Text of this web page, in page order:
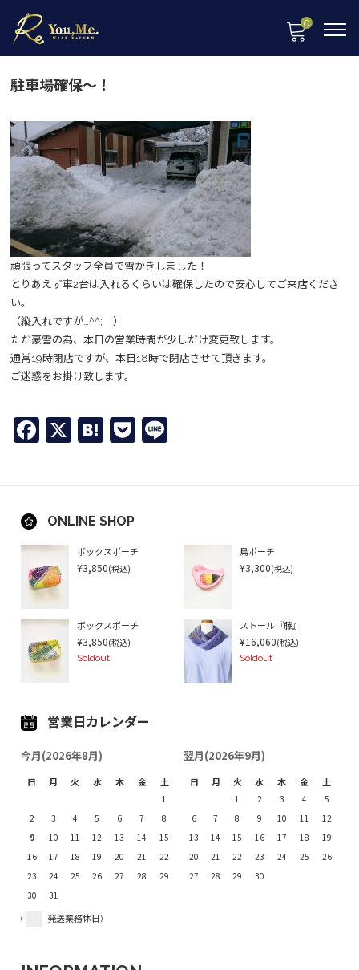
0
駐車場確保～！
頑張ってスタッフ全員で雪かきしました！
とりあえず車2台は入れるくらいは確保したので安心してご来店くださ
い。
（縦入れですが…^^; ）
ただ豪雪の為、本日の営業時間が少しだけ変更致します。
通常19時閉店ですが、本日18時で閉店させて頂きます。
ご迷惑をお掛け致します。
Facebook
X Hatena
Pocket
ONLINE SHOP
ボックスポーチ
¥3,850(税込)
鳥ポーチ
¥3,300(税込)
ボックスポーチ
¥3,850(税込)
Soldout
ストール『藤』
¥16,060(税込)
Soldout
営業日カレンダー
今月(2026年8月)
日 月 火 水 木 金 土
1
2
3 4 5 6 7
8
9
10 11 12 13 14
15
16
17 18 19 20 21
22
23
24 25 26 27 28
29
30
31
翌月(2026年9月)
日 月 火 水 木 金 土
1 2 3 4
5
6
7 8 9 10 11
12
13
14 15 16 17 18
19
20
21 22 23 24 25
26
27
28 29 30
( 発送業務休日)